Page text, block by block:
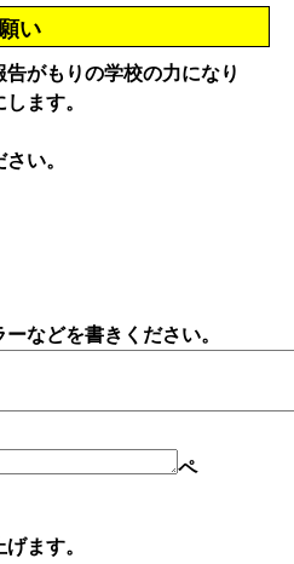
い
がもりの学校の力になり
ます。
い。
などを書きください。
ペ
ます。